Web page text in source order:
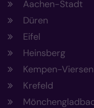
Aachen-Stadt
Düren
Eifel
Heinsberg
Kempen-Viersen
Krefeld